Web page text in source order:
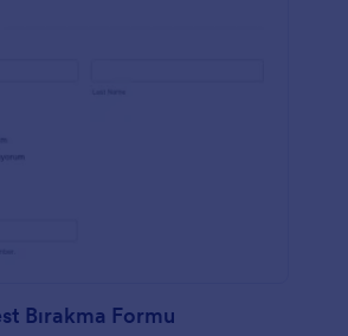
Bırakma Formu